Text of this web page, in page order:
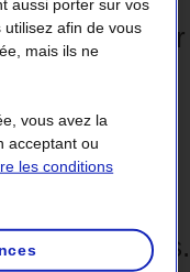
se comparer
La
(V),
dans le
d’Hydro-
735 000 volts.
aussi porter sur vos
utilisez afin de vous
mais ils ne
vous avez la
acceptant ou
les conditions